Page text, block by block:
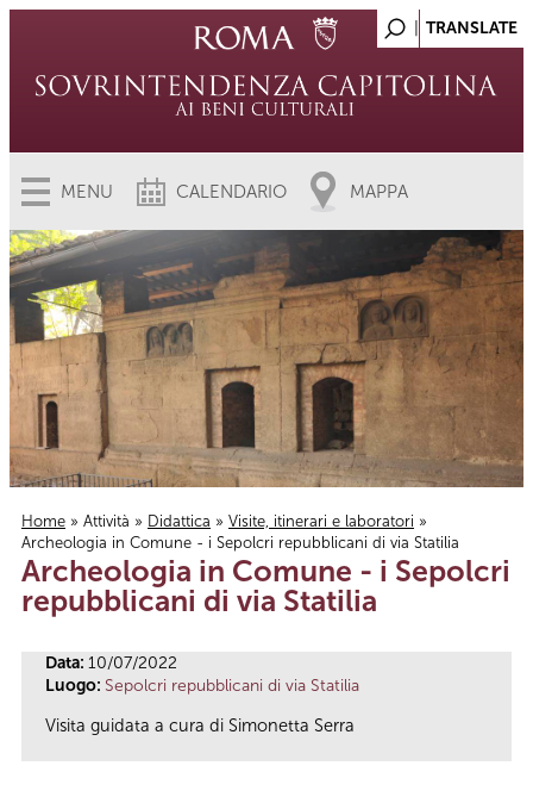
MENU CALENDARIO MAPPA
Tu sei qui
Home » Attività » Didattica » Visite, itinerari e laboratori »
Archeologia in Comune - i Sepolcri repubblicani di via Statilia
Archeologia in Comune - i Sepolcri
repubblicani di via Statilia
Data: 10/07/2022
Luogo: Sepolcri repubblicani di via Statilia
Visita guidata a cura di Simonetta Serra